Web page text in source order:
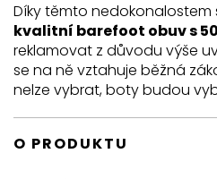
Díky těmto nedokonalostem
kvalitní barefoot obuv s
reklamovat z důvodu výše
se na ně vztahuje běžná
nelze vybrat, boty budou
O PRODUKTU